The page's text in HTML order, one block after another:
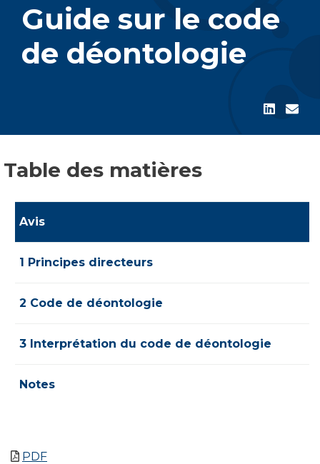
Guide sur le code
de déontologie
Table des matières
Avis
1 Principes directeurs
2 Code de déontologie
3 Interprétation du code de déontologie
Notes
PDF